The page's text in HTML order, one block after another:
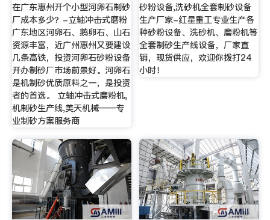
在广东惠州开个小型河卵石制砂
厂成本多少？-立轴冲击式磨粉
广东地区河卵石、鹅卵石、山石
资源丰富，近广州惠州又要建设
几条高铁，投资河卵石砂粉设备
开办制砂厂市场前景好。河卵石
是机制砂优质原料之一，是投资
者的首选。 立轴冲击式磨粉机,
机制砂生产线,美天机械——专
业制砂方案服务商
砂粉设备,洗砂机全套制砂设备
生产厂家-红星重工专业生产各
种砂粉设备、洗砂机、磨粉机等
全套制砂生产线设备，厂家直
销，现货供应，欢迎你拨打24
小时！